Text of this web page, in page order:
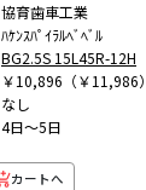
協育歯車工業
ﾊｹﾝｽﾊﾟｲﾗﾙﾍﾞﾍﾞﾙ
BG2.5S 15L45R-12H
￥10,896（￥11,986）
なし
4日～5日
カートへ